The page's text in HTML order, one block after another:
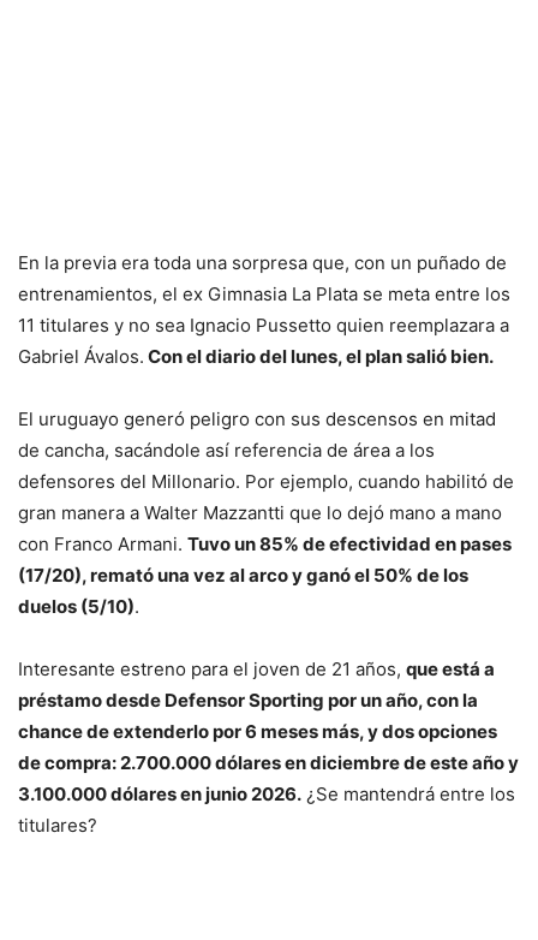
En la previa era toda una sorpresa que, con un puñado de
entrenamientos, el ex Gimnasia La Plata se meta entre los
11 titulares y no sea Ignacio Pussetto quien reemplazara a
Gabriel Ávalos. Con el diario del lunes, el plan salió bien.
El uruguayo generó peligro con sus descensos en mitad
de cancha, sacándole así referencia de área a los
defensores del Millonario. Por ejemplo, cuando habilitó de
gran manera a Walter Mazzantti que lo dejó mano a mano
con Franco Armani. Tuvo un 85% de efectividad en pases
(17/20), remató una vez al arco y ganó el 50% de los
duelos (5/10).
Interesante estreno para el joven de 21 años, que está a
préstamo desde Defensor Sporting por un año, con la
chance de extenderlo por 6 meses más, y dos opciones
de compra: 2.700.000 dólares en diciembre de este año y
3.100.000 dólares en junio 2026. ¿Se mantendrá entre los
titulares?